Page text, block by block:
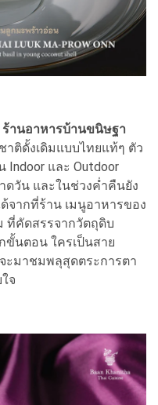
ร้านอาหารบ้านขนิษฐา
าติดั้งเดิมแบบไทยแท้ๆ ตัว
และ Outdoor
ดวัน และในช่วงค่ำคืนยัง
จากที่ร้าน เมนูอาหารของ
ที่คัดสรรจากวัตถุดิบ
นตอน ใครเป็นสาย
ะมาชมพลุสุดตระการตา
จ